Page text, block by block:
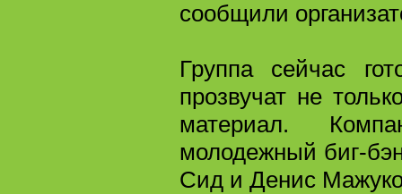
сообщили
Группа сейчас
прозвучат не
материал.
молодежный биг-
Сид и Денис